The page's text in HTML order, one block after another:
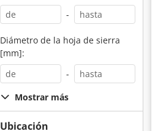
-
Diámetro de la hoja de sierra
[mm]:
-
Mostrar más
Ubicación